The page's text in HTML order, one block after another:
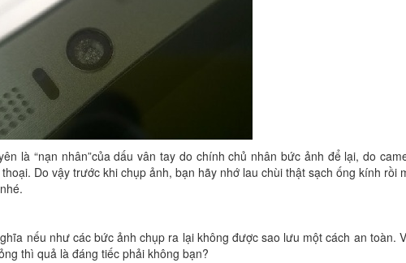
là “nạn nhân”của dấu vân tay do chính chủ nhân bức ảnh để lại, do
Do vậy trước khi chụp ảnh, bạn hãy nhớ lau chùi thật sạch ống kính rồi
nếu như các bức ảnh chụp ra lại không được sao lưu một cách an toàn.
thì quả là đáng tiếc phải không bạn?